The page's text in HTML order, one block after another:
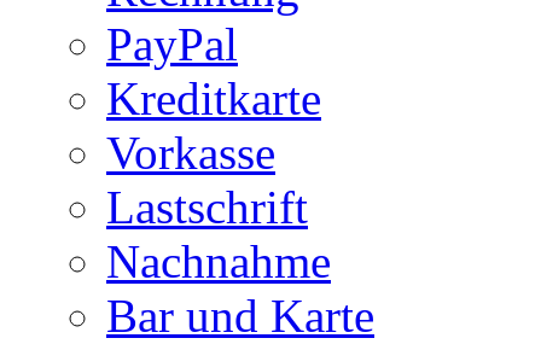
PayPal
Kreditkarte
Vorkasse
Lastschrift
Nachnahme
Bar und Karte